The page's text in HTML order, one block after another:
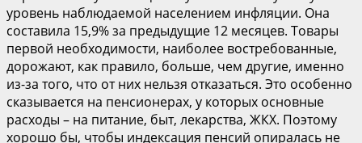
уровень наблюдаемой населением инфляции. Она
составила 15,9% за предыдущие 12 месяцев. Товары
первой необходимости, наиболее востребованные,
дорожают, как правило, больше, чем другие, именно
из-за того, что от них нельзя отказаться. Это особенно
сказывается на пенсионерах, у которых основные
расходы – на питание, быт, лекарства, ЖКХ. Поэтому
хорошо бы, чтобы индексация пенсий опиралась не